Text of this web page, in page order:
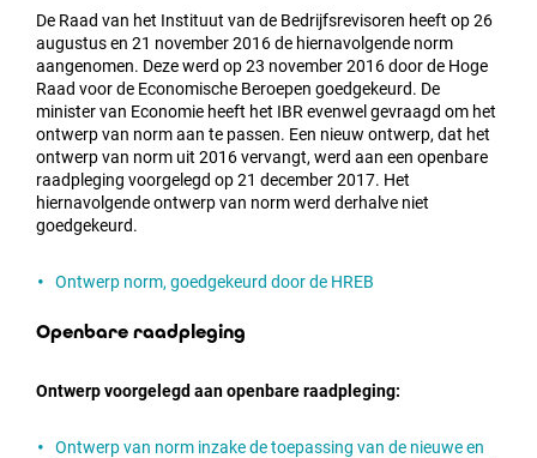
De Raad van het Instituut van de Bedrijfsrevisoren heeft op 26
augustus en 21 november 2016 de hiernavolgende norm
aangenomen. Deze werd op 23 november 2016 door de Hoge
Raad voor de Economische Beroepen goedgekeurd. De
minister van Economie heeft het IBR evenwel gevraagd om het
ontwerp van norm aan te passen. Een nieuw ontwerp, dat het
ontwerp van norm uit 2016 vervangt, werd aan een openbare
raadpleging voorgelegd op 21 december 2017. Het
hiernavolgende ontwerp van norm werd derhalve niet
goedgekeurd.
Ontwerp norm, goedgekeurd door de HREB
Openbare raadpleging
Ontwerp voorgelegd aan openbare raadpleging:
Ontwerp van norm inzake de toepassing van de nieuwe en